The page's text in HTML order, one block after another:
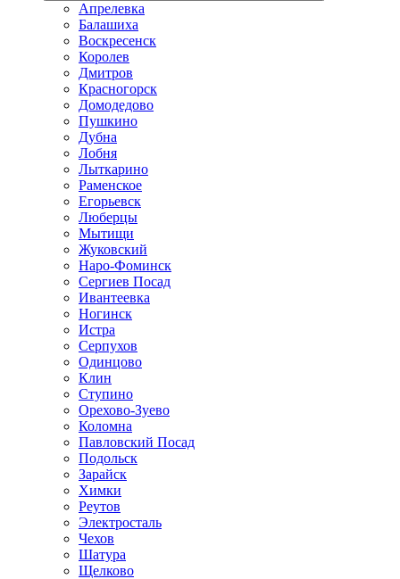
Апрелевка
Балашиха
Воскресенск
Королев
Дмитров
Красногорск
Домодедово
Пушкино
Дубна
Лобня
Лыткарино
Раменское
Егорьевск
Люберцы
Мытищи
Жуковский
Наро-Фоминск
Сергиев Посад
Ивантеевка
Ногинск
Истра
Серпухов
Одинцово
Клин
Ступино
Орехово-Зуево
Коломна
Павловский Посад
Подольск
Зарайск
Химки
Реутов
Электросталь
Чехов
Шатура
Щелково